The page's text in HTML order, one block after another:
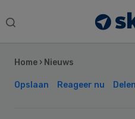
Search
Home › Nieuws
Opslaan Reageer nu Delen
Sidebar